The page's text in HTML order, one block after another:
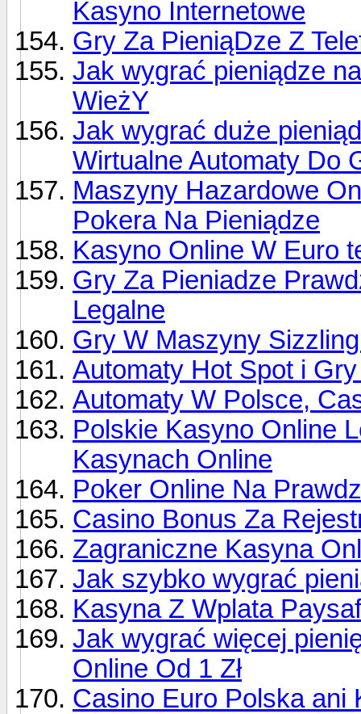
Kasyno Internetowe
Gry Za PieniąDze Z
Jak wygrać pieniądze
WieżY
Jak wygrać duże
Wirtualne Automaty Do
Maszyny Hazardowe
Pokera Na Pieniądze
Kasyno Online W Euro
Gry Za Pieniadze
Legalne
Gry W Maszyny
Automaty Hot Spot i
Automaty W Polsce,
Polskie Kasyno Online
Kasynach Online
Poker Online Na
Casino Bonus Za
Zagraniczne Kasyna
Jak szybko wygrać
Kasyna Z Wplata
Jak wygrać więcej
Online Od 1 Zł
Casino Euro Polska ani